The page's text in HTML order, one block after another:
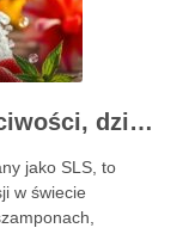
SLS w kosmetykach: właściwości, działanie i skutki uboczne
jako SLS, to
w świecie